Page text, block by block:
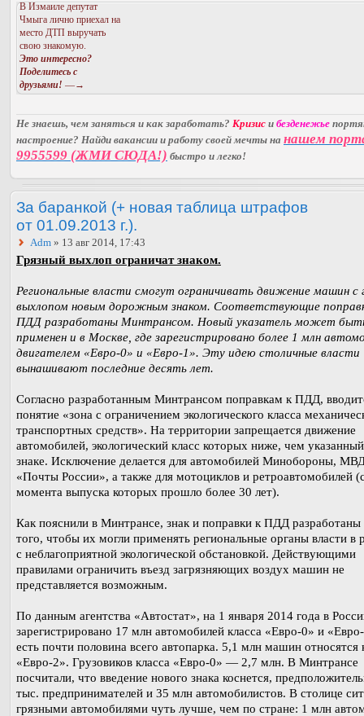
В Измаиле депутат
Чмыга лично приехал на
место ДТП выручать
свою знакомую.
Это интересно?
Поделитесь с
друзьями! —→
Не знаешь, чем заняться и как заработать? Кризис и безденежье
настроение? Найди вакансии и работу своей мечты на нашем
9955599 (ЖМИ СЮДА!) быстро и легко!
За баранкой (+ новая таблица штрафов
от 01.09.2013 г.).
Adm » 13 авг 2014, 17:43
Грязный выхлоп ограничат знаком.
Региональные власти смогут ограничивать движение машин с
выхлопом новым дорожным знаком. Соответствующие
ПДД разработаны Минтрансом. Новый указатель может
применен и в Москве, где зарегистрировано более 1 млн
двигателем «Евро-0» и «Евро-1». Эту идею столичные власти
вынашивают последние десять лет.
Согласно разработанным Минтрансом поправкам к ПДД,
понятие «зона с ограничением экологического класса
транспортных средств». На территории запрещается движение
автомобилей, экологический класс которых ниже, чем
знаке. Исключение делается для автомобилей Минобороны,
«Почты России», а также для мотоциклов и ретроавтомобилей
момента выпуска которых прошло более 30 лет).
Как пояснили в Минтрансе, знак и поправки к ПДД разработаны
того, чтобы их могли применять региональные органы власти в
с неблагоприятной экологической обстановкой. Действующими
правилами ограничить въезд загрязняющих воздух машин не
представляется возможным.
По данным агентства «Автостат», на 1 января 2014 года в
зарегистрировано 17 млн автомобилей класса «Евро-0» и
есть почти половина всего автопарка. 5,1 млн машин относятся
«Евро-2». Грузовиков класса «Евро-0» — 2,7 млн. В Минтрансе
посчитали, что введение нового знака коснется,
тыс. предпринимателей и 35 млн автомобилистов. В столице
грязными автомобилями чуть лучше, чем по стране: 1 млн